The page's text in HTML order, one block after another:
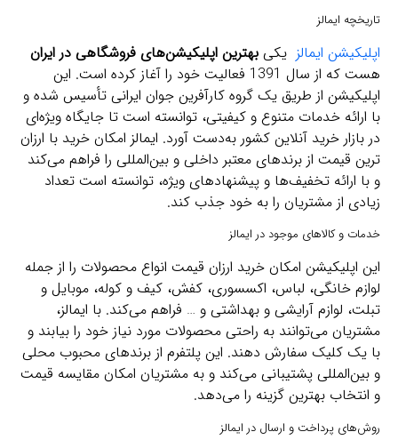
تاریخچه ایمالز
اپلیکیشن ایمالز یکی بهترین اپلیکیشن‌های فروشگاهی در ایران
هست که از سال 1391 فعالیت خود را آغاز کرده است. این
اپلیکیشن از طریق یک گروه کارآفرین جوان ایرانی تأسیس شده و
با ارائه خدمات متنوع و کیفیتی، توانسته است تا جایگاه ویژه‌ای
در بازار خرید آنلاین کشور به‌دست آورد. ایمالز امکان خرید با ارزان
ترین قیمت از برندهای معتبر داخلی و بین‌المللی را فراهم می‌کند
و با ارائه تخفیف‌ها و پیشنهادهای ویژه، توانسته است تعداد
زیادی از مشتریان را به خود جذب کند.
خدمات و کالاهای موجود در ایمالز
این اپلیکیشن امکان خرید ارزان قیمت انواع محصولات را از جمله
لوازم خانگی، لباس، اکسسوری، کفش، کیف و کوله، موبایل و
تبلت، لوازم آرایشی و بهداشتی و … فراهم می‌کند. با ایمالز،
مشتریان می‌توانند به راحتی محصولات مورد نیاز خود را بیابند و
با یک کلیک سفارش دهند. این پلتفرم از برندهای محبوب محلی
و بین‌المللی پشتیبانی می‌کند و به مشتریان امکان مقایسه قیمت
و انتخاب بهترین گزینه را می‌دهد.
روش‌های پرداخت و ارسال در ایمالز